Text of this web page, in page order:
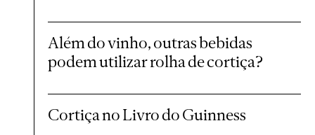
Além do vinho, outras bebidas
podem utilizar rolha de cortiça?
Cortiça no Livro do Guinness